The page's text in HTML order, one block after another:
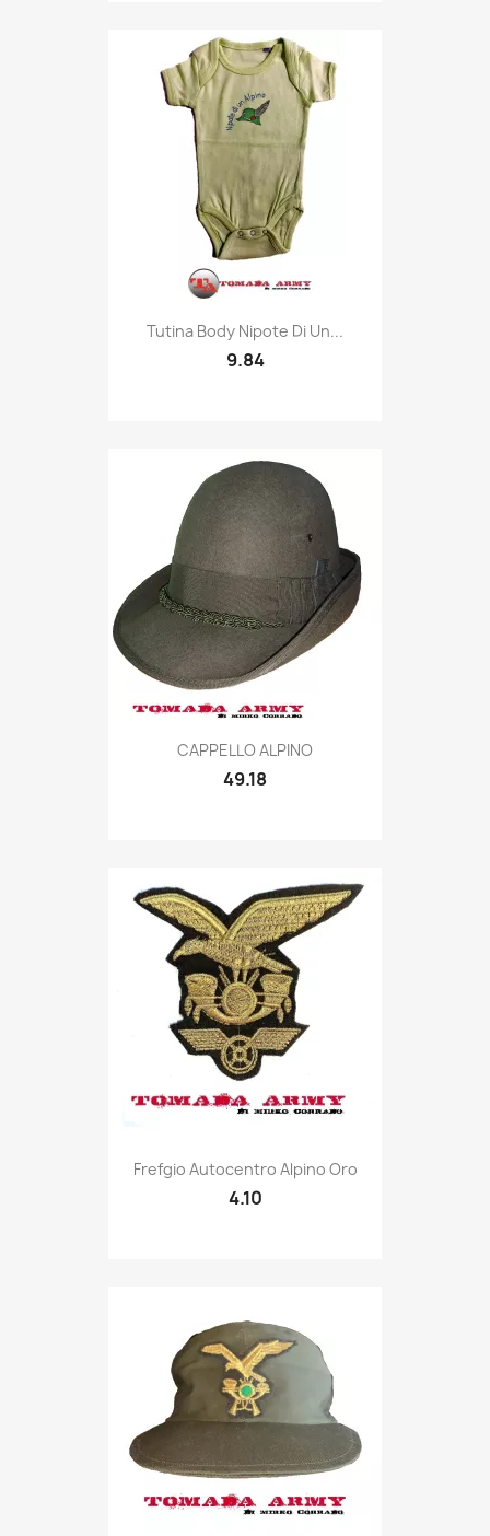
Quick view
Tutina Body Nipote Di Un...
9.84
Quick view
CAPPELLO ALPINO
49.18
Quick view
Frefgio Autocentro Alpino Oro
4.10